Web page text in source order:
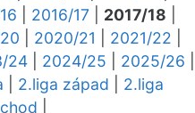
2016/17 2017/18
2020/21 2021/22
24 2024/25 2025/26
2.liga západ
2.liga